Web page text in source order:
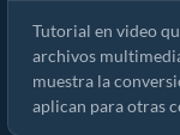
Tutorial en video
archivos
muestra la
aplican para otras